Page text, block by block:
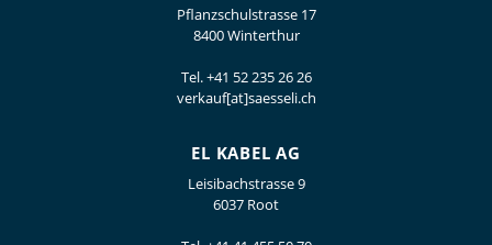
Pflanzschulstrasse 17
8400 Winterthur
Tel.+41 52 235 26 26
verkauf[at]saesseli.ch
EL KABEL AG
Leisibachstrasse 9
6037 Root